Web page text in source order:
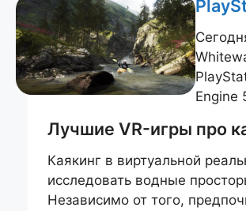
Engine
Лучшие VR-игры про
Каякинг в виртуальной
исследовать водные
Независимо от того,